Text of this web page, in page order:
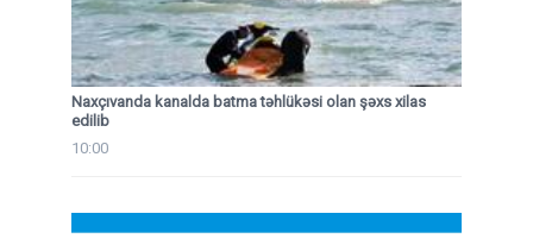
Naxçıvanda kanalda batma təhlükəsi olan şəxs xilas
edilib
10:00